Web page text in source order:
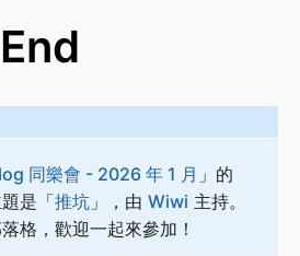
同樂會 - 2026 年 1 月 」的
是「推坑」，由 Wiwi 主持。
格，歡迎一起來參加！